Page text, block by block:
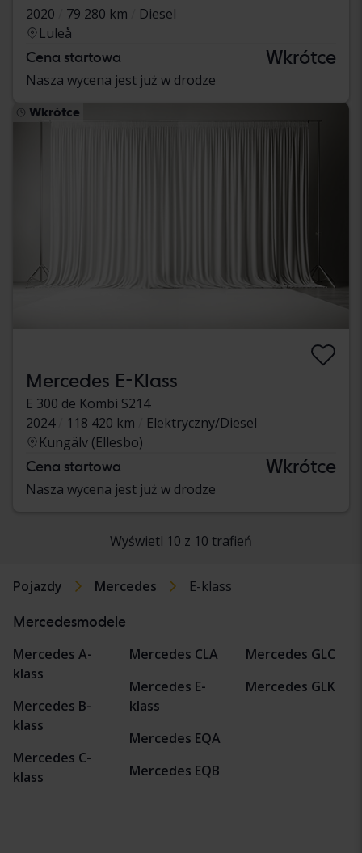
2020
79 280 km
Diesel
Luleå
Cena startowa Wkrótce
Nasza wycena jest już w drodze
Wkrótce
Mercedes E-Klass
E 300 de Kombi S214
2024
118 420 km
Elektryczny/Diesel
Kungälv (Ellesbo)
Cena startowa Wkrótce
Nasza wycena jest już w drodze
Wyświetl 10 z 10 trafień
Pojazdy Mercedes E-klass
Mercedesmodele
Mercedes A-
klass
Mercedes B-
klass
Mercedes C-
klass
Mercedes CLA
Mercedes E-
klass
Mercedes EQA
Mercedes EQB
Mercedes GLC
Mercedes GLK